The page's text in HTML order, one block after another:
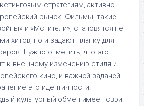
стратегиям, активно
рынок. Фильмы, такие
и «Мстители», становятся не
хитов, но и задают планку для
Нужно отметить, что это
к внешнему изменению стиля и
кино, и важной задачей
его идентичности.
культурный обмен имеет свои